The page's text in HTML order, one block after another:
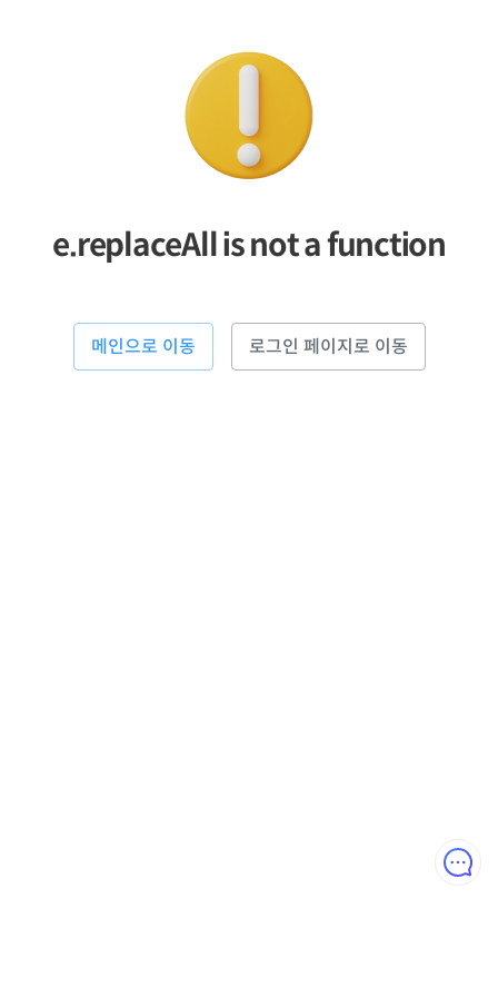
e.replaceAll is not a function
메인으로 이동 로그인 페이지로 이동